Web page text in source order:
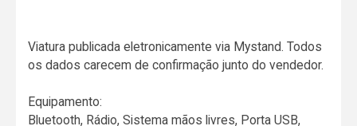
Viatura publicada eletronicamente via Mystand. Todos
os dados carecem de confirmação junto do vendedor.
Equipamento:
Bluetooth, Rádio, Sistema mãos livres, Porta USB,